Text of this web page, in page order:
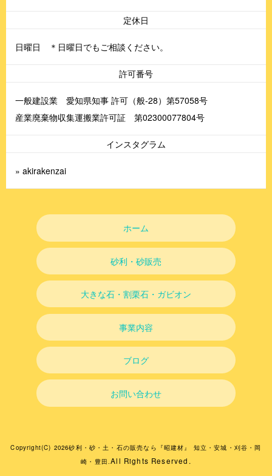
定休日
日曜日 ＊日曜日でもご相談ください。
許可番号
一般建設業 愛知県知事 許可（般-28）第57058号
産業廃棄物収集運搬業許可証 第02300077804号
インスタグラム
» akirakenzai
ホーム
砂利・砂販売
大きな石・割栗石・ガビオン
事業内容
ブログ
お問い合わせ
Copyright(C) 2026砂利・砂・土・石の販売なら『昭建材』 知立・安城・刈谷・岡
崎・豊田.All Rights Reserved.